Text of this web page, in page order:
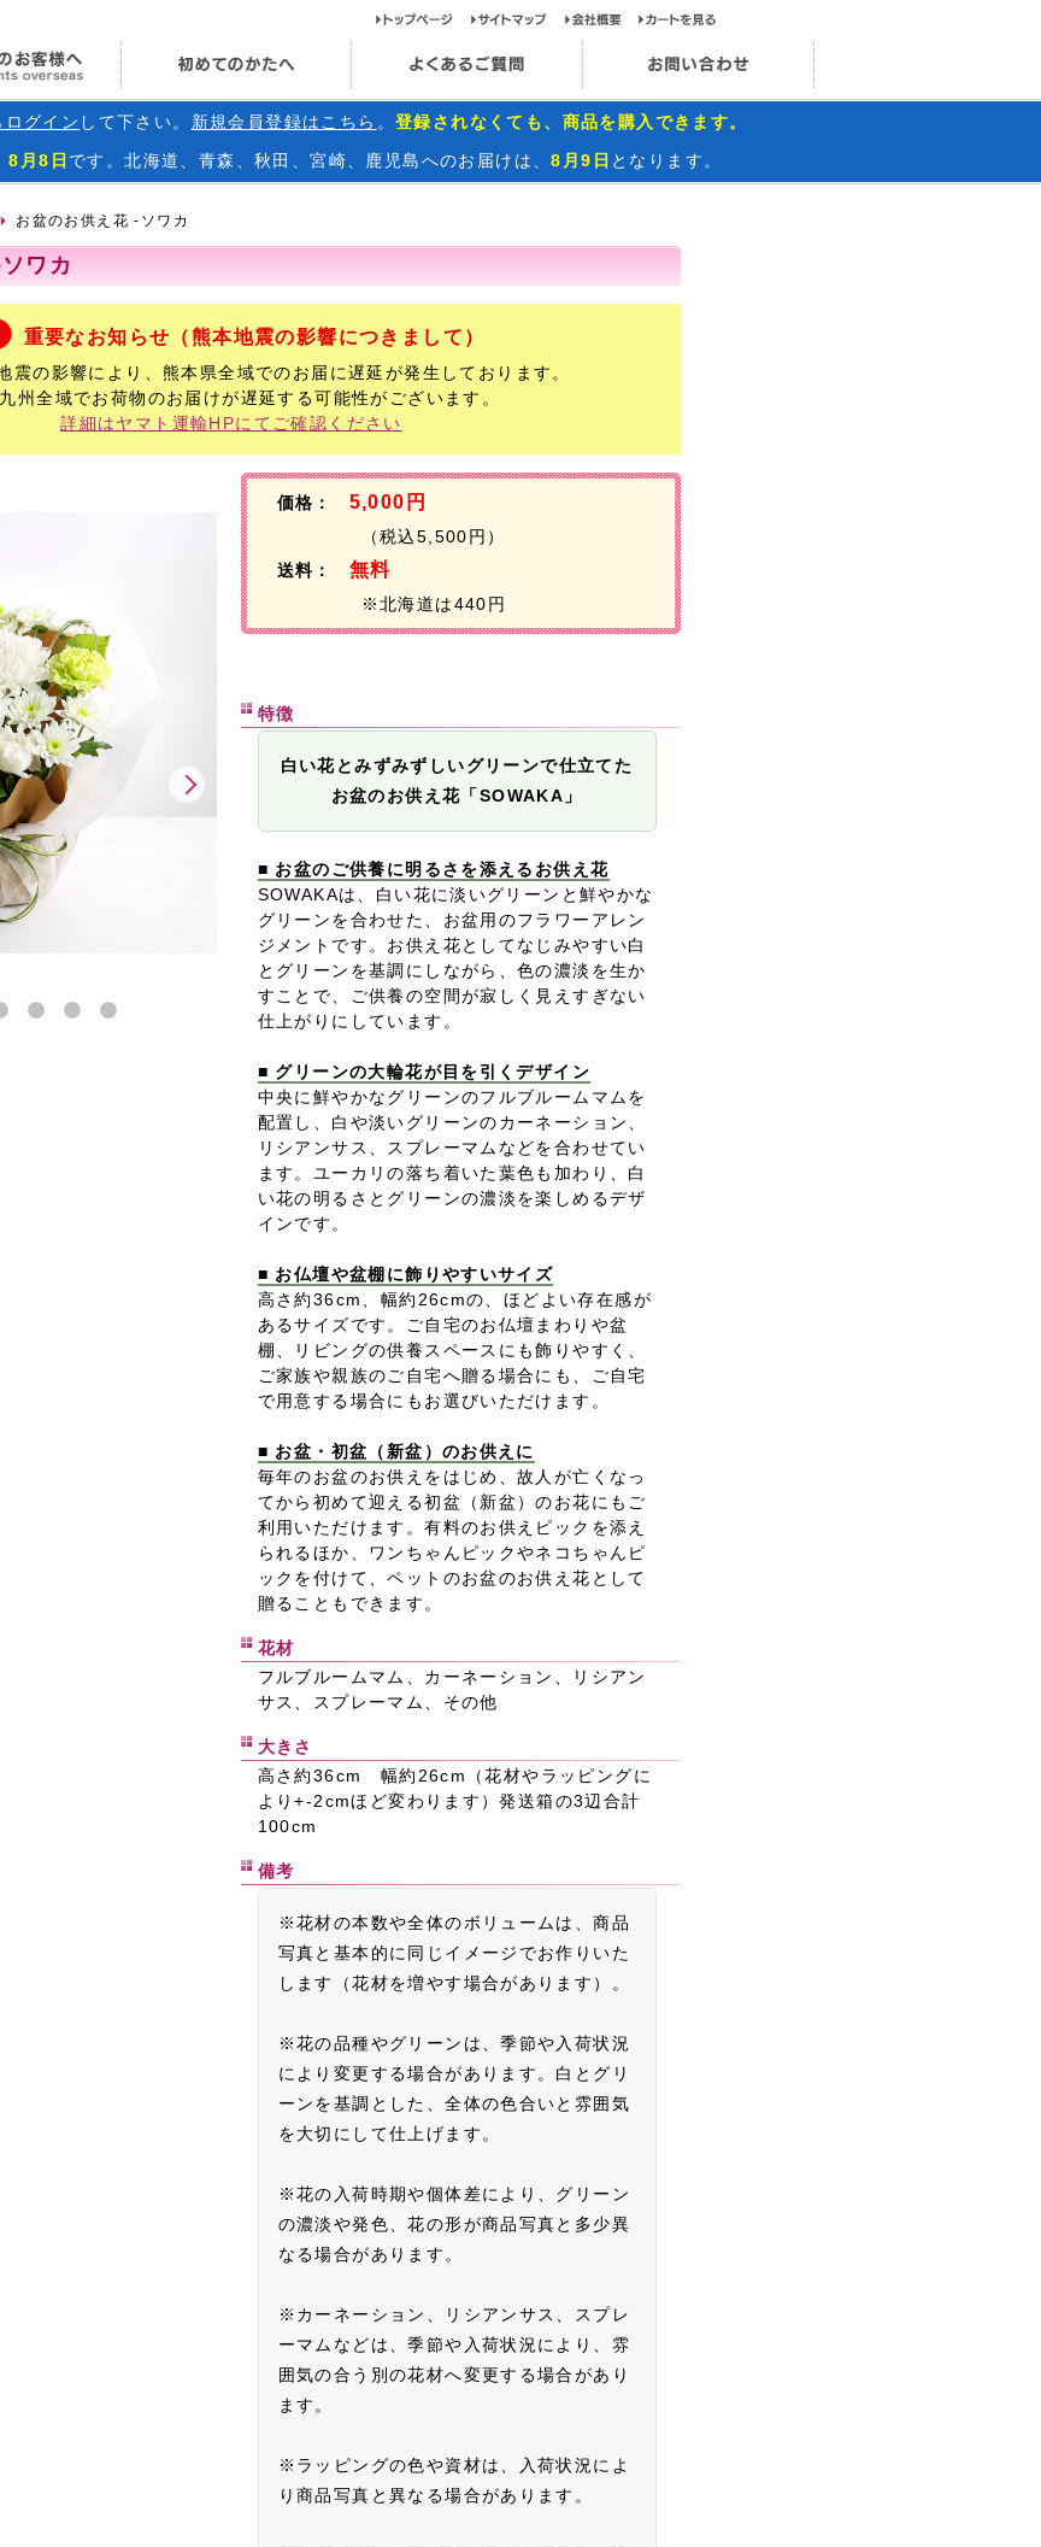
トップページサイトマップ会社概要
お問い合わせ
海外からのお客様へ 初めてのかたへ よくあるご質問 お問い合わせ
ログイン して下さい。 新規会員登録はこちら 。登録されなくても、商品を購入できます。
8月8日 です。北海道、青森、秋田、宮崎、鹿児島へのお届けは、8月9日 となります。
お盆のお供え花 -ソワカ
ワカ
重要なお知らせ（熊本地震の影響につきまして）
震の影響により、熊本県全域でのお届に遅延が発生しております。
州全域でお荷物のお届けが遅延する可能性がございます。
詳細はヤマト運輸HPにてご確認ください
価格： 5,000円
（税込5,500円）
送料：
無料
※北海道は440円
特徴
白い花とみずみずしいグリーンで仕立てた
お盆のお供え花「SOWAKA」
■ お盆のご供養に明るさを添えるお供え花
SOWAKAは、白い花に淡いグリーンと鮮やかな
グリーンを合わせた、お盆用のフラワーアレン
ジメントです。お供え花としてなじみやすい白
とグリーンを基調にしながら、色の濃淡を生か
すことで、ご供養の空間が寂しく見えすぎない
仕上がりにしています。
■ グリーンの大輪花が目を引くデザイン
中央に鮮やかなグリーンのフルブルームマムを
配置し、白や淡いグリーンのカーネーション、
リシアンサス、スプレーマムなどを合わせてい
ます。ユーカリの落ち着いた葉色も加わり、白
い花の明るさとグリーンの濃淡を楽しめるデザ
インです。
■ お仏壇や盆棚に飾りやすいサイズ
高さ約36cm、幅約26cmの、ほどよい存在感が
あるサイズです。ご自宅のお仏壇まわりや盆
棚、リビングの供養スペースにも飾りやすく、
ご家族や親族のご自宅へ贈る場合にも、ご自宅
で用意する場合にもお選びいただけます。
■ お盆・初盆（新盆）のお供えに
毎年のお盆のお供えをはじめ、故人が亡くなっ
てから初めて迎える初盆（新盆）のお花にもご
利用いただけます。有料のお供えピックを添え
られるほか、ワンちゃんピックやネコちゃんピ
ックを付けて、ペットのお盆のお供え花として
贈ることもできます。
花材
フルブルームマム、カーネーション、リシアン
サス、スプレーマム、その他
大きさ
高さ約36cm 幅約26cm（花材やラッピングに
より+-2cmほど変わります）発送箱の3辺合計
100cm
備考
※花材の本数や全体のボリュームは、商品
写真と基本的に同じイメージでお作りいた
します（花材を増やす場合があります）。
※花の品種やグリーンは、季節や入荷状況
により変更する場合があります。白とグリ
ーンを基調とした、全体の色合いと雰囲気
を大切にして仕上げます。
※花の入荷時期や個体差により、グリーン
の濃淡や発色、花の形が商品写真と多少異
なる場合があります。
※カーネーション、リシアンサス、スプレ
ーマムなどは、季節や入荷状況により、雰
囲気の合う別の花材へ変更する場合があり
ます。
※ラッピングの色や資材は、入荷状況によ
り商品写真と異なる場合があります。